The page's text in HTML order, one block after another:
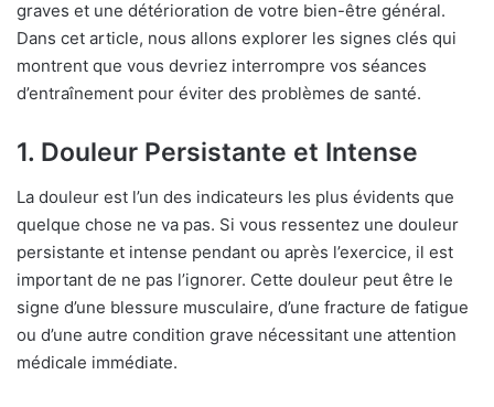
graves et une détérioration de votre bien-être général.
Dans cet article, nous allons explorer les signes clés qui
montrent que vous devriez interrompre vos séances
d’entraînement pour éviter des problèmes de santé.
1. Douleur Persistante et Intense
La douleur est l’un des indicateurs les plus évidents que
quelque chose ne va pas. Si vous ressentez une douleur
persistante et intense pendant ou après l’exercice, il est
important de ne pas l’ignorer. Cette douleur peut être le
signe d’une blessure musculaire, d’une fracture de fatigue
ou d’une autre condition grave nécessitant une attention
médicale immédiate.